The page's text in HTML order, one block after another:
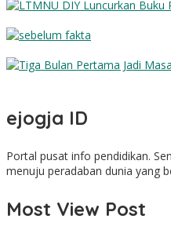
ejogja ID
Portal pusat info pendidikan.
menuju peradaban dunia yang
Most View Post